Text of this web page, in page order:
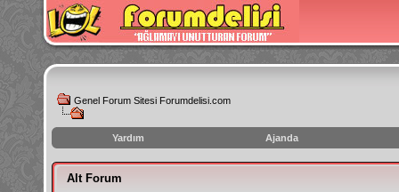
Genel Forum Sitesi Forumdelisi.com
Yardım Ajanda
instagram
izlenme
Alt Forum